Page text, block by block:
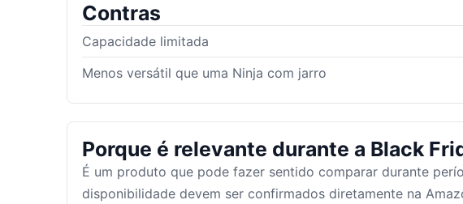
Contras
Capacidade limitada
Menos versátil que uma Ninja com jarro
Porque é relevante durante a Black
É um produto que pode fazer sentido comparar durante
disponibilidade devem ser confirmados diretamente na